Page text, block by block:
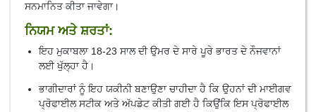
ਸਨਮਾਨਿਤ ਕੀਤਾ ਜਾਵੇਗਾ।
ਨਿਯਮ ਅਤੇ ਸ਼ਰਤਾਂ:
ਇਹ ਮੁਕਾਬਲਾ 18-23 ਸਾਲ ਦੀ ਉਮਰ ਦੇ ਸਾਰੇ ਪੂਰੇ ਭਾਰਤ ਦੇ ਨੌਜਵਾਨਾਂ
ਲਈ ਖੁੱਲ੍ਹਾ ਹੈ।
ਭਾਗੀਦਾਰਾਂ ਨੂੰ ਇਹ ਯਕੀਨੀ ਬਣਾਉਣਾ ਚਾਹੀਦਾ ਹੈ ਕਿ ਉਹਨਾਂ ਦੀ ਮਾਈਗਵ
ਪ੍ਰੋਫਾਈਲ ਸਟੀਕ ਅਤੇ ਅੱਪਡੇਟ ਕੀਤੀ ਗਈ ਹੈ ਕਿਉਂਕਿ ਇਸ ਪ੍ਰੋਫਾਈਲ